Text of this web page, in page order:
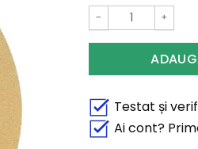
− +
Testat și
Ai cont?